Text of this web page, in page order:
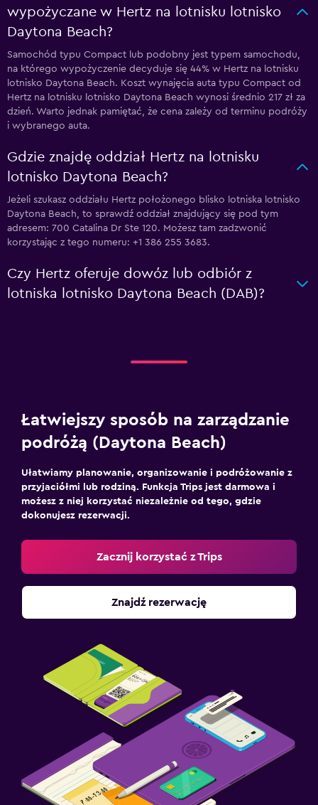
wypożyczane w Hertz na lotnisku lotnisko
Daytona Beach?
Samochód typu Compact lub podobny jest typem samochodu,
na którego wypożyczenie decyduje się 44% w Hertz na lotnisku
lotnisko Daytona Beach. Koszt wynajęcia auta typu Compact od
Hertz na lotnisku lotnisko Daytona Beach wynosi średnio 217 zł za
dzień. Warto jednak pamiętać, że cena zależy od terminu podróży
i wybranego auta.
Gdzie znajdę oddział Hertz na lotnisku
lotnisko Daytona Beach?
Jeżeli szukasz oddziału Hertz położonego blisko lotniska lotnisko
Daytona Beach, to sprawdź oddział znajdujący się pod tym
adresem: 700 Catalina Dr Ste 120. Możesz tam zadzwonić
korzystając z tego numeru: +1 386 255 3683.
Czy Hertz oferuje dowóz lub odbiór z
lotniska lotnisko Daytona Beach (DAB)?
Łatwiejszy sposób na zarządzanie
podróżą (Daytona Beach)
Ułatwiamy planowanie, organizowanie i podróżowanie z
przyjaciółmi lub rodziną. Funkcja Trips jest darmowa i
możesz z niej korzystać niezależnie od tego, gdzie
dokonujesz rezerwacji.
Zacznij korzystać z Trips
Znajdź rezerwację